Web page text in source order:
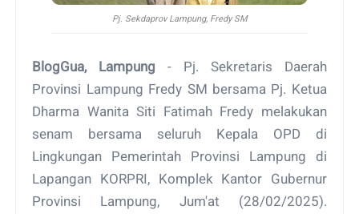
Pj. Sekdaprov Lampung, Fredy SM
BlogGua, Lampung - Pj. Sekretaris Daerah
Provinsi Lampung Fredy SM bersama Pj. Ketua
Dharma Wanita Siti Fatimah Fredy melakukan
senam bersama seluruh Kepala OPD di
Lingkungan Pemerintah Provinsi Lampung di
Lapangan KORPRI, Komplek Kantor Gubernur
Provinsi Lampung, Jum'at (28/02/2025).